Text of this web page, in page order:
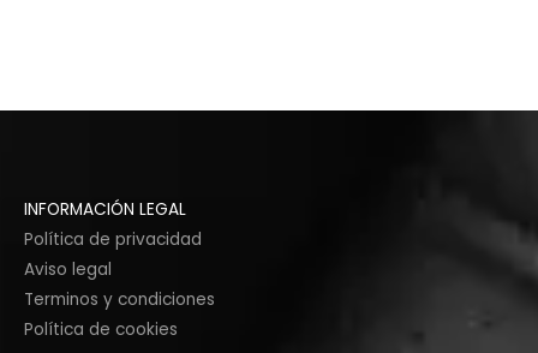
INFORMACIÓN LEGAL
Política de privacidad
Aviso legal
Terminos y condiciones
Política de cookies